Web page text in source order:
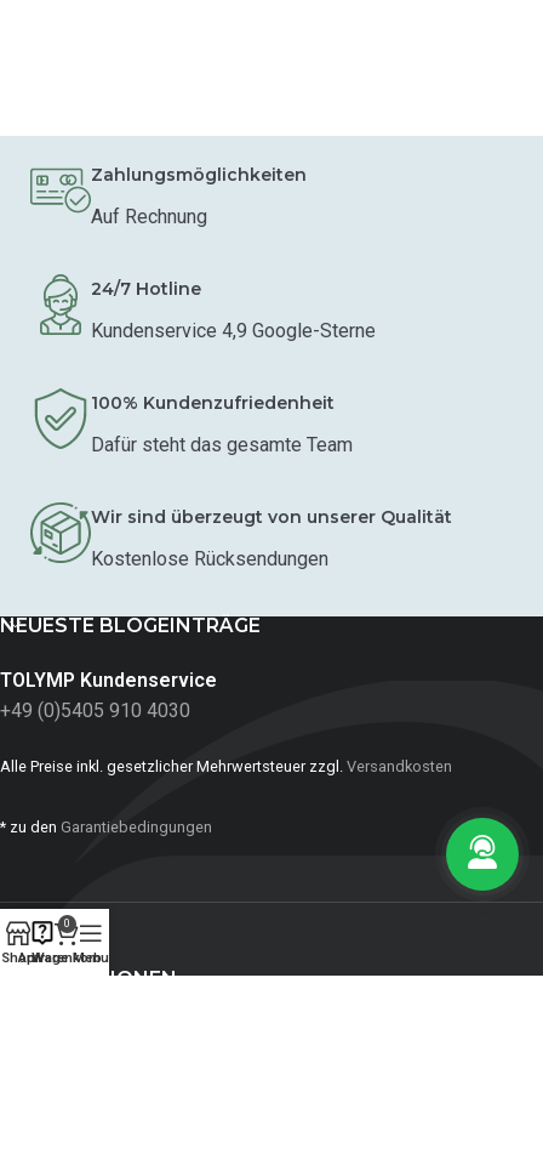
Zahlungsmöglichkeiten
Auf Rechnung
24/7 Hotline
Kundenservice 4,9 Google-Sterne
100% Kundenzufriedenheit
Dafür steht das gesamte Team
Wir sind überzeugt von unserer Qualität
Kostenlose Rücksendungen
NEUESTE BLOGEINTRÄGE
TOLYMP Kundenservice
+49 (0)5405 910 4030
Alle Preise inkl. gesetzlicher Mehrwertsteuer zzgl. Versandkosten
* zu den Garantiebedingungen
INFORMATIONEN
ShopAnfrage
0
Warenkorb
Menu